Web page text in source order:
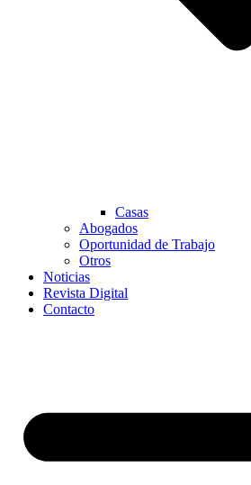
Casas
Abogados
Oportunidad de Trabajo
Otros
Noticias
Revista Digital
Contacto